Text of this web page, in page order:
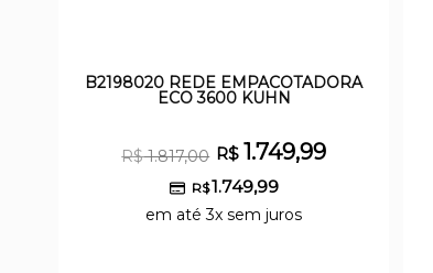
B2198020 REDE EMPACOTADORA
ECO 3600 KUHN
R$1.817,00 R$ 1.749,99
R$1.749,99
em até 3x sem juros